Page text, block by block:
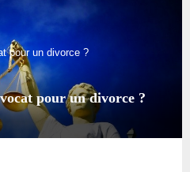
pour un divorce ?
pour un divorce ?